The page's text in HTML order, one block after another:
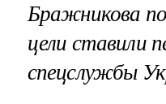
Бражникова
цели ставили
спецслужбы